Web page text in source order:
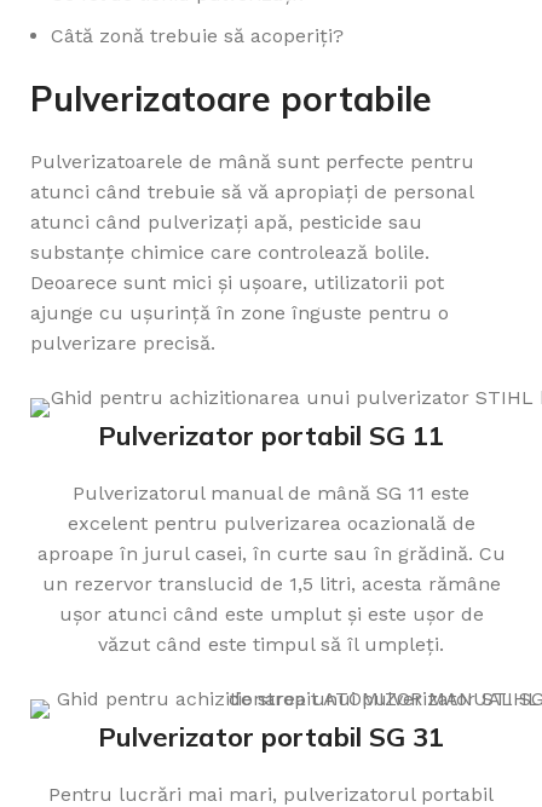
Câtă zonă trebuie să acoperiți?
Pulverizatoare portabile
Pulverizatoarele de mână sunt perfecte pentru
atunci când trebuie să vă apropiați de personal
atunci când pulverizați apă, pesticide sau
substanțe chimice care controlează bolile.
Deoarece sunt mici și ușoare, utilizatorii pot
ajunge cu ușurință în zone înguste pentru o
pulverizare precisă.
Pulverizator portabil SG 11
Pulverizatorul manual de mână SG 11 este
excelent pentru pulverizarea ocazională de
aproape în jurul casei, în curte sau în grădină. Cu
un rezervor translucid de 1,5 litri, acesta rămâne
ușor atunci când este umplut și este ușor de
văzut când este timpul să îl umpleți.
Pulverizator portabil SG 31
Pentru lucrări mai mari, pulverizatorul portabil